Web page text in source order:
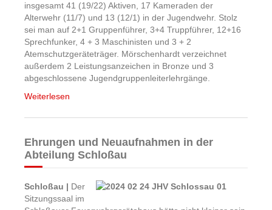
insgesamt 41 (19/22) Aktiven, 17 Kameraden der
Alterwehr (11/7) und 13 (12/1) in der Jugendwehr. Stolz
sei man auf 2+1 Gruppenführer, 3+4 Truppführer, 12+16
Sprechfunker, 4 + 3 Maschinisten und 3 + 2
Atemschutzgeräteträger. Mörschenhardt verzeichnet
außerdem 2 Leistungsanzeichen in Bronze und 3
abgeschlossene Jugendgruppenleiterlehrgänge.
Weiterlesen
Ehrungen und Neuaufnahmen in der
Abteilung Schloßau
Schloßau | Der
Sitzungssaal im